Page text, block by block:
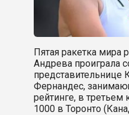
Пятая ракетка мира
Андрева проиграла
представительнице
Фернандес,
рейтинге, в третьем
1000 в Торонто